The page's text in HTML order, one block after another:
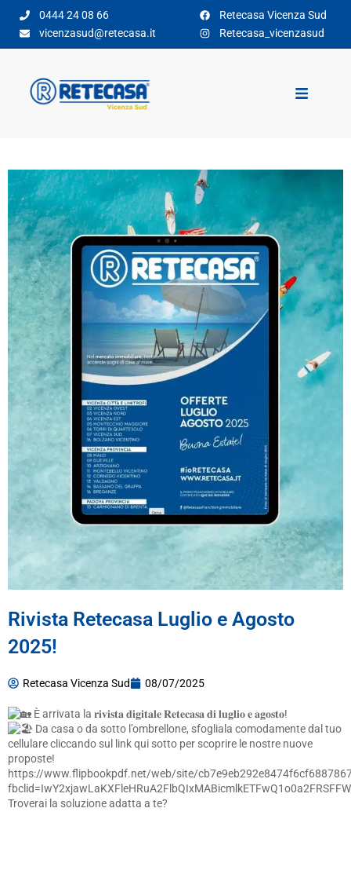
0444 24 08 66
vicenzasud@retecasa.it
Retecasa Vicenza Sud
Retecasa_vicenzasud
Rivista Retecasa Luglio e Agosto
2025!
Retecasa Vicenza Sud 08/07/2025
È arrivata la 𝐫𝐢𝐯𝐢𝐬𝐭𝐚 𝐝𝐢𝐠𝐢𝐭𝐚𝐥𝐞 𝐑𝐞𝐭𝐞𝐜𝐚𝐬𝐚 𝐝𝐢 𝐥𝐮𝐠𝐥𝐢𝐨 𝐞 𝐚𝐠𝐨𝐬𝐭𝐨!
Da casa o da sotto l’ombrellone, sfogliala comodamente dal tuo
cellulare cliccando sul link qui sotto per scoprire le nostre nuove
proposte!
https://www.flipbookpdf.net/web/site/
Troverai la soluzione adatta a te?